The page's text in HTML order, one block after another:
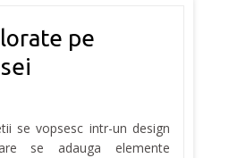
pe
se vopsesc intr-un design
se adauga elemente